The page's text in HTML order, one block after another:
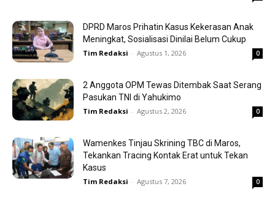
DPRD Maros Prihatin Kasus Kekerasan Anak
Meningkat, Sosialisasi Dinilai Belum Cukup
Tim Redaksi - Agustus 1, 2026 0
2 Anggota OPM Tewas Ditembak Saat Serang
Pasukan TNI di Yahukimo
Tim Redaksi - Agustus 2, 2026 0
Wamenkes Tinjau Skrining TBC di Maros,
Tekankan Tracing Kontak Erat untuk Tekan
Kasus
Tim Redaksi - Agustus 7, 2026 0